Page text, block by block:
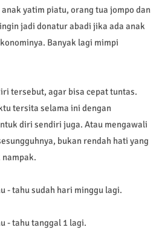
anak yatim piatu, orang tua jompo dan
jadi donatur abadi jika ada anak
Banyak lagi mimpi
tersebut, agar bisa cepat tuntas.
tersita selama ini dengan
diri sendiri juga. Atau mengawali
bukan rendah hati yang
- tahu sudah hari minggu lagi.
- tahu tanggal 1 lagi.